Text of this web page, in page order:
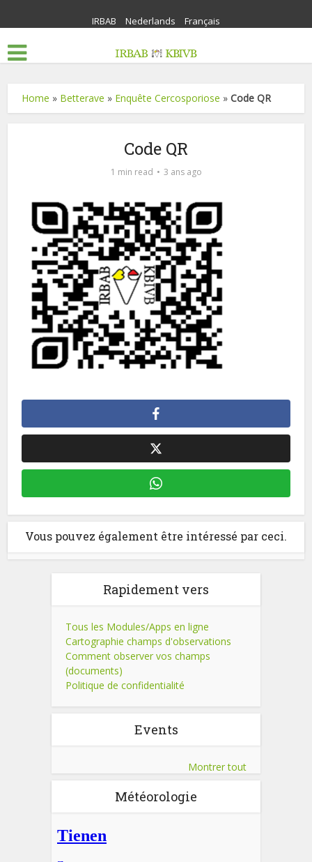
IRBAB Nederlands Français
Home » Betterave » Enquête Cercosporiose »Code QR
Code QR
1 min read 3 ans ago
Vous pouvez également être intéressé par ceci.
Rapidement vers
Tous les Modules/Apps en ligne
Cartographie champs d'observations
Comment observer vos champs
(documents)
Politique de confidentialité
Events
Montrer tout
Météorologie